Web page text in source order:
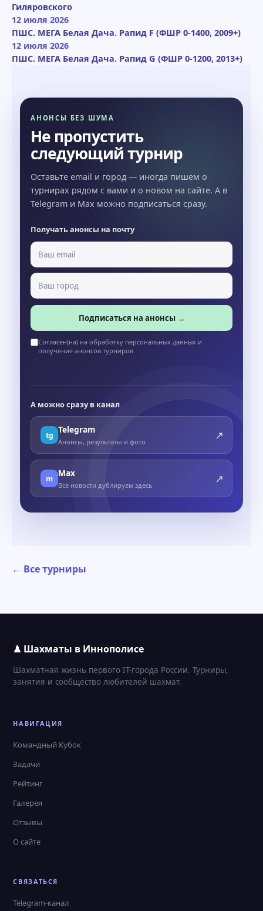
Гиляровского
12 июля 2026
ПШС. МЕГА Белая Дача. Рапид F (ФШР 0-1400, 2009+)
12 июля 2026
ПШС. МЕГА Белая Дача. Рапид G (ФШР 0-1200, 2013+)
АНОНСЫ БЕЗ ШУМА
Не пропустить
следующий турнир
Оставьте email и город — иногда пишем о
турнирах рядом с вами и о новом на сайте. А в
Telegram и Max можно подписаться сразу.
Получать анонсы на почту
Подписаться на анонсы →
Согласен(на) на обработку персональных данных и
получение анонсов турниров.
А можно сразу в канал
tg Telegram
Анонсы, результаты и фото ↗
m Max
Все новости дублируем здесь ↗
← Все турниры
♟ Шахматы в Иннополисе
Шахматная жизнь первого IT-города России. Турниры,
занятия и сообщество любителей шахмат.
НАВИГАЦИЯ
Командный Кубок
Задачи
Рейтинг
Галерея
Отзывы
О сайте
СВЯЗАТЬСЯ
Telegram-канал